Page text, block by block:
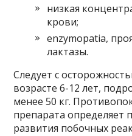
низкая
крови;
enzymopatia,
лактазы.
Следует с
возрасте 6-12 лет,
менее 50 кг.
препарата
развития побочных